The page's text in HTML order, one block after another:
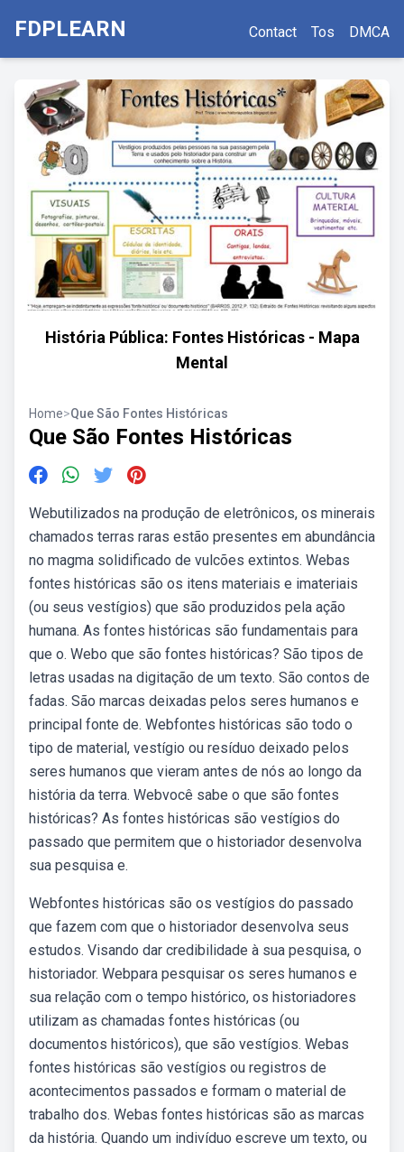
FDPLEARN Contact Tos DMCA
História Pública: Fontes Históricas - Mapa
Mental
Home>Que São Fontes Históricas
Que São Fontes Históricas
Webutilizados na produção de eletrônicos, os minerais
chamados terras raras estão presentes em abundância
no magma solidificado de vulcões extintos. Webas
fontes históricas são os itens materiais e imateriais
(ou seus vestígios) que são produzidos pela ação
humana. As fontes históricas são fundamentais para
que o. Webo que são fontes históricas? São tipos de
letras usadas na digitação de um texto. São contos de
fadas. São marcas deixadas pelos seres humanos e
principal fonte de. Webfontes históricas são todo o
tipo de material, vestígio ou resíduo deixado pelos
seres humanos que vieram antes de nós ao longo da
história da terra. Webvocê sabe o que são fontes
históricas? As fontes históricas são vestígios do
passado que permitem que o historiador desenvolva
sua pesquisa e.
Webfontes históricas são os vestígios do passado
que fazem com que o historiador desenvolva seus
estudos. Visando dar credibilidade à sua pesquisa, o
historiador. Webpara pesquisar os seres humanos e
sua relação com o tempo histórico, os historiadores
utilizam as chamadas fontes históricas (ou
documentos históricos), que são vestígios. Webas
fontes históricas são vestígios ou registros de
acontecimentos passados e formam o material de
trabalho dos. Webas fontes históricas são as marcas
da história. Quando um indivíduo escreve um texto, ou